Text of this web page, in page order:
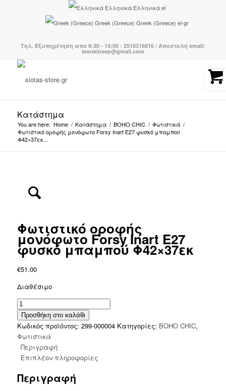
Ελληνικά Ελληνικά el
Greek (Greece) Greek (Greece) el-gr
Τηλ. Εξυπηρέτηση απο 9:30 - 14:00 : 2510316816 / Αποστολή email:
leonkinsep@gmail.com
Κατάστημα
You are here: Home / Κατάστημα / BOHO CHIC / Φωτιστικά /
Φωτιστικό οροφής μονόφωτο Forsy Inart Ε27 φυσκό μπαμπού
Φ42×37εκ...
Φωτιστικό οροφής
μονόφωτο Forsy Inart Ε27
φυσκό μπαμπού Φ42×37εκ
€51.00
Διαθέσιμο
Φωτιστικό
οροφής
μονόφωτο
Forsy
Inart
Ε27
μπαμπού
Προσθήκη στο καλάθι
Κωδικός προϊόντος: 299-000004 Κατηγορίες: BOHO CHIC,
Φωτιστικά
Περιγραφή
Επιπλέον πληροφορίες
Περιγραφή